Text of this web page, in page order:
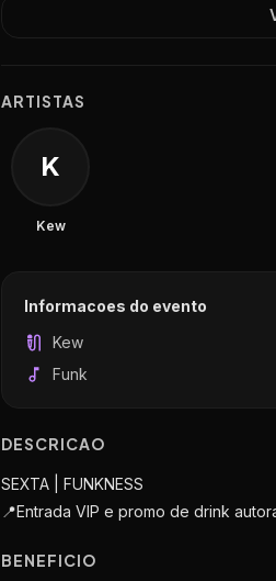
ARTISTAS
K
Kew
Informacoes do evento
Kew
Funk
DESCRICAO
SEXTA | FUNKNESS
📍Entrada VIP e promo de drink
BENEFICIO